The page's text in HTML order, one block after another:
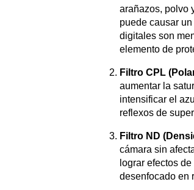
arañazos, polvo
puede causar
digitales son
elemento de
Filtro CPL
aumentar la
intensificar el
reflexos de
Filtro ND
cámara sin
lograr efectos
desenfocado en